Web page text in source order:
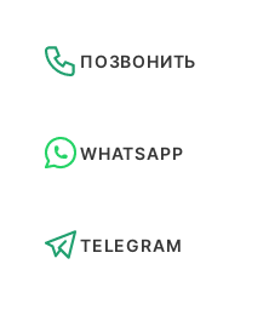
ПОЗВОНИТЬ
WHATSAPP
TELEGRAM